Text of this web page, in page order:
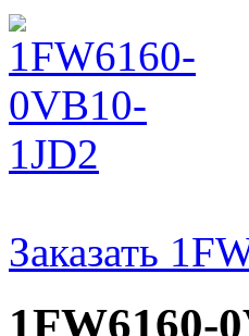
Заказать
1FW6160-